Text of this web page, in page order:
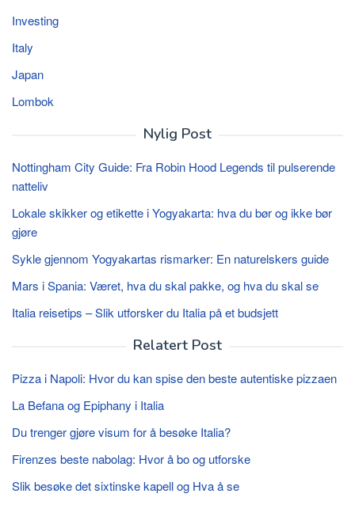
Investing
Italy
Japan
Lombok
Nylig Post
Nottingham City Guide: Fra Robin Hood Legends til pulserende
natteliv
Lokale skikker og etikette i Yogyakarta: hva du bør og ikke bør
gjøre
Sykle gjennom Yogyakartas rismarker: En naturelskers guide
Mars i Spania: Været, hva du skal pakke, og hva du skal se
Italia reisetips – Slik utforsker du Italia på et budsjett
Relatert Post
Pizza i Napoli: Hvor du kan spise den beste autentiske pizzaen
La Befana og Epiphany i Italia
Du trenger gjøre visum for å besøke Italia?
Firenzes beste nabolag: Hvor å bo og utforske
Slik besøke det sixtinske kapell og Hva å se